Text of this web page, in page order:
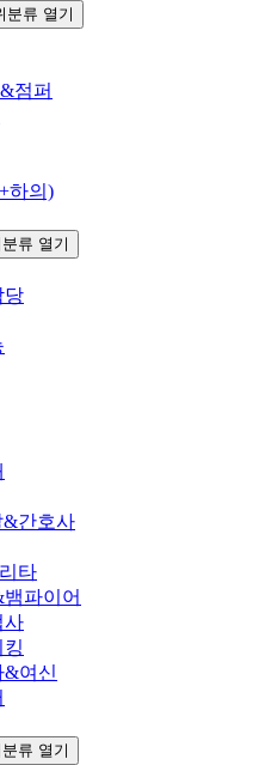
분류 열기
점퍼
하의)
류 열기
당
&간호사
타
파이어
사
&여신
류 열기